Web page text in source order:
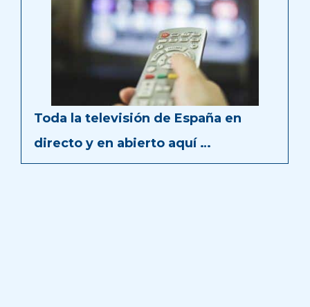
Toda la televisión de España en
directo y en abierto aquí …